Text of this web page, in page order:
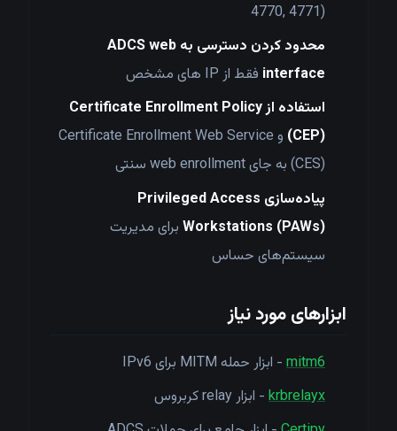
4770, 4771)
محدود کردن دسترسی به ADCS web
interface فقط از IP های مشخص
استفاده از Certificate Enrollment Policy
(CEP)
و Certificate Enrollment Web Service
(CES) به جای web enrollment سنتی
پیاده‌سازی Privileged Access
Workstations (PAWs) برای مدیریت
سیستم‌های حساس
ابزارهای مورد نیاز
mitm6 - ابزار حمله MITM برای IPv6
krbrelayx - ابزار relay کربروس